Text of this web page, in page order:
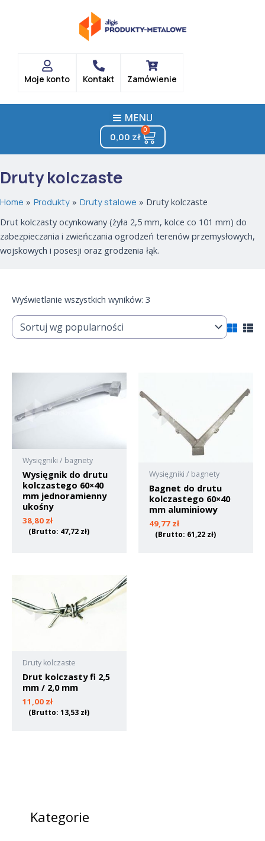
Moje konto Kontakt Zamówienie
MENU
0,00 zł
0
Cart
Druty kolczaste
Home Produkty Druty stalowe
Druty kolczaste
Drut kolczasty ocynkowany (żyła 2,5 mm, kolce co 101 mm) do
zabezpieczania i zwieńczania ogrodzeń terenów przemysłowych,
wojskowych i posesji oraz grodzenia łąk.
Kategorie
Wyświetlanie wszystkich wyników: 3
Wysięgniki / bagnety
Wysięgnik do drutu
kolczastego 60×40
mm jednoramienny
ukośny
38,80 zł
(Brutto: 47,72 zł)
Wysięgniki / bagnety
Bagnet do drutu
kolczastego 60×40
mm aluminiowy
49,77 zł
(Brutto: 61,22 zł)
Druty kolczaste
Drut kolczasty fi 2,5
mm / 2,0 mm
11,00 zł
(Brutto: 13,53 zł)